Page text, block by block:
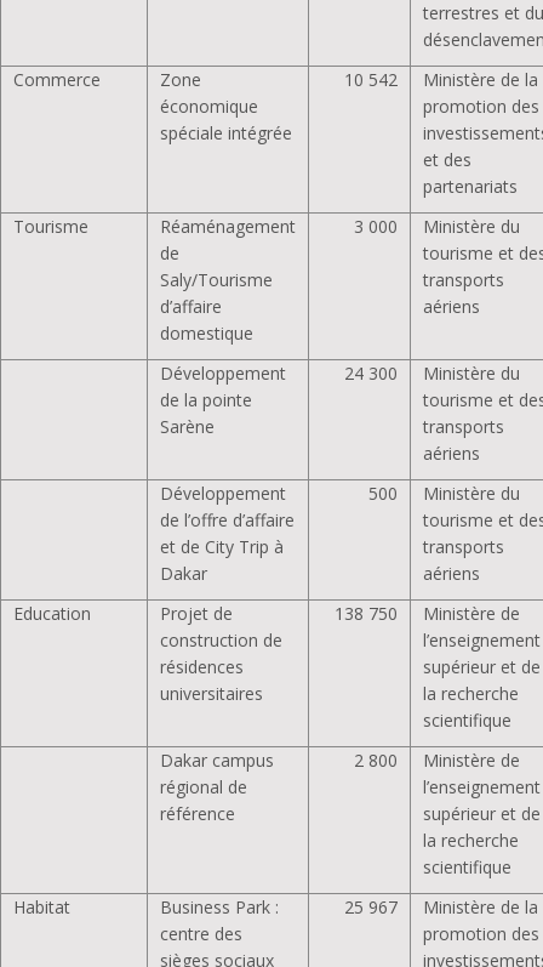
terrestres et du
Commerce
Zone
économique
spéciale intégrée
10 542
Ministère de la
promotion des
et des
partenariats
Tourisme
Réaménagement
de
Saly/Tourisme
d’affaire
domestique
3 000
Ministère du
tourisme et
transports
aériens
Développement
de la pointe
Sarène
24 300
Ministère du
tourisme et
transports
aériens
Développement
de l’offre d’affaire
et de City Trip à
Dakar
500
Ministère du
tourisme et
transports
aériens
Education
Projet de
construction de
résidences
universitaires
138 750
Ministère de
l’enseignement
supérieur et de
la recherche
scientifique
Dakar campus
régional de
référence
2 800
Ministère de
l’enseignement
supérieur et de
la recherche
scientifique
Habitat
Business Park :
centre des
sièges sociaux
25 967
Ministère de la
promotion des